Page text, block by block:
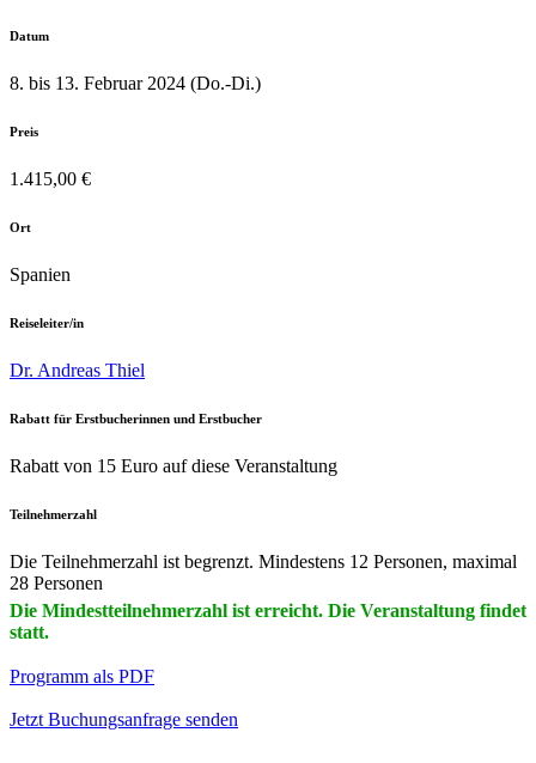
Datum
8. bis 13. Februar 2024 (Do.-Di.)
Preis
1.415,00 €
Ort
Spanien
Reiseleiter/in
Dr. Andreas Thiel
Rabatt für Erstbucherinnen und Erstbucher
Rabatt von 15 Euro auf diese Veranstaltung
Teilnehmerzahl
Die Teilnehmerzahl ist begrenzt. Mindestens 12 Personen, maximal
28 Personen
Die Mindestteilnehmerzahl ist erreicht. Die Veranstaltung findet
statt.
Programm als PDF
Jetzt Buchungsanfrage senden